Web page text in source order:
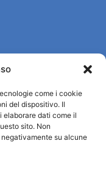
come i cookie
del dispositivo. Il
elaborare dati come il
sito. Non
su alcune